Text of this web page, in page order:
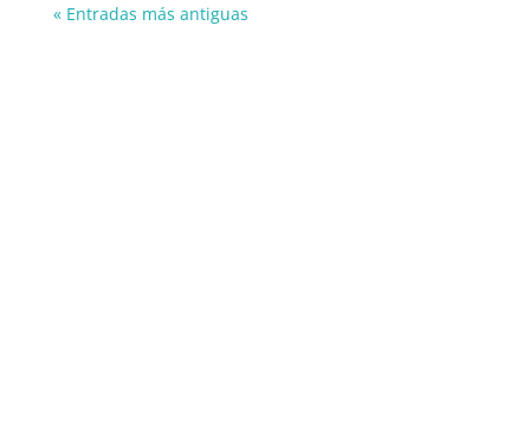
« Entradas más antiguas